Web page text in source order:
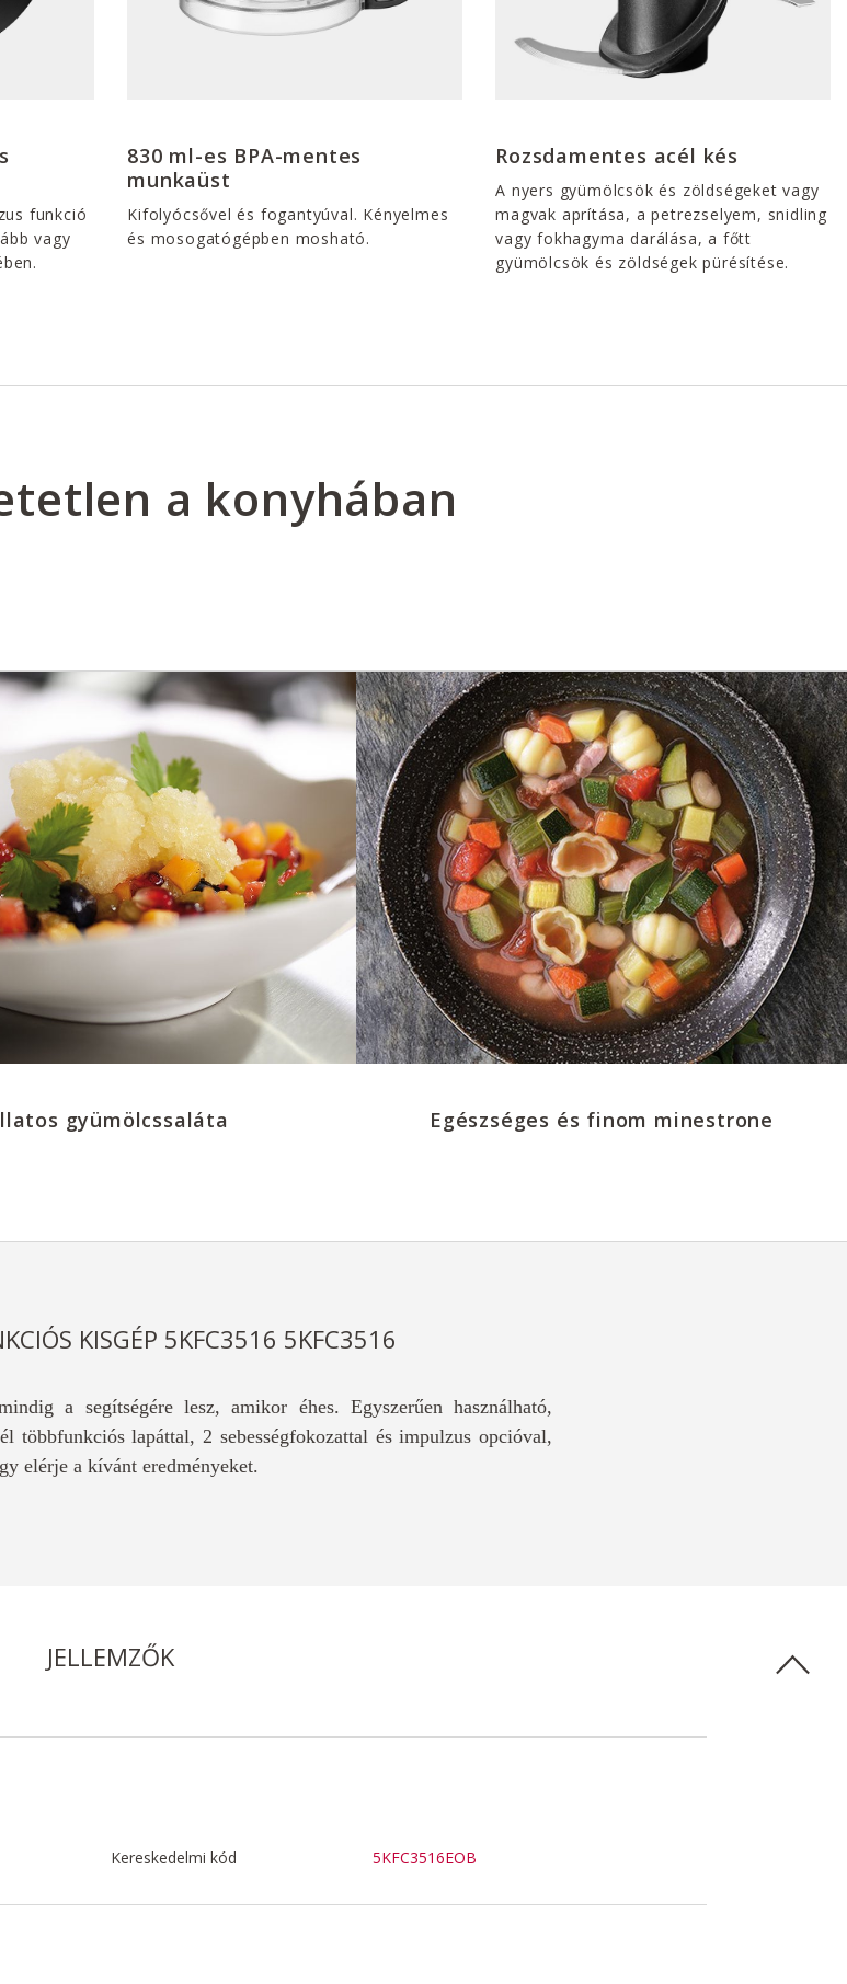
funkció
vagy
830 ml-es BPA-mentes
munkaüst
Kifolyócsővel és fogantyúval. Kényelmes
és mosogatógépben mosható.
Rozsdamentes acél kés
A nyers gyümölcsök és zöldségeket vagy
magvak aprítása, a petrezselyem, snidling
vagy fokhagyma darálása, a főtt
gyümölcsök és zöldségek pürésítése.
a konyhában
gyümölcssaláta Egészséges és finom minestrone
KISGÉP 5KFC3516 5KFC3516
a segítségére lesz, amikor éhes. Egyszerűen használható,
többfunkciós lapáttal, 2 sebességfokozattal és impulzus opcióval,
elérje a kívánt eredményeket.
JELLEMZŐK
Kereskedelmi kód 5KFC3516EOB